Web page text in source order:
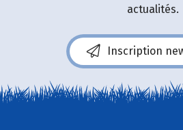
actualités.
Inscription